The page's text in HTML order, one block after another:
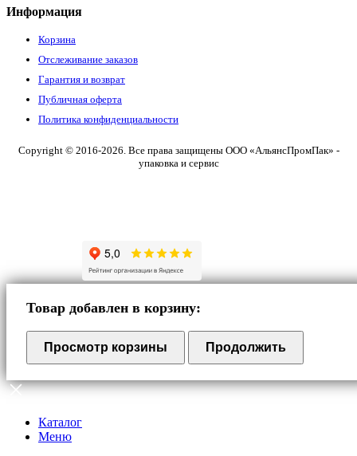
Информация
Корзина
Отслеживание заказов
Гарантия и возврат
Публичная оферта
Политика конфиденциальности
Copyright © 2016-2026. Все права защищены ООО «АльянсПромПак» -
упаковка и сервис
Товар добавлен в корзину:
Просмотр корзины Продолжить
Каталог
Меню